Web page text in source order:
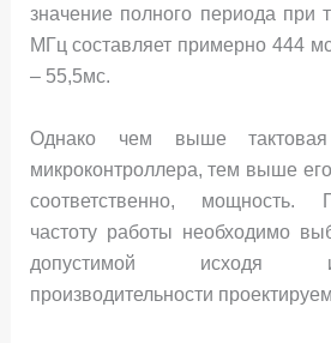
значение полного периода при
МГц составляет примерно 444
– 55,5мс.
Однако чем выше тактовая
микроконтроллера, тем выше
соответственно, мощность.
частоту работы необходимо
допустимой исходя
производительности